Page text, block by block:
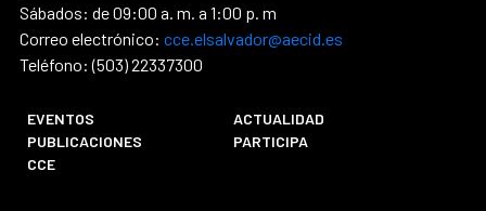
Sábados: de 09:00 a. m. a 1:00 p. m
Correo electrónico: cce.elsalvador@aecid.es
Teléfono: (503) 22337300
EVENTOS
ACTUALIDAD
PUBLICACIONES
PARTICIPA
CCE